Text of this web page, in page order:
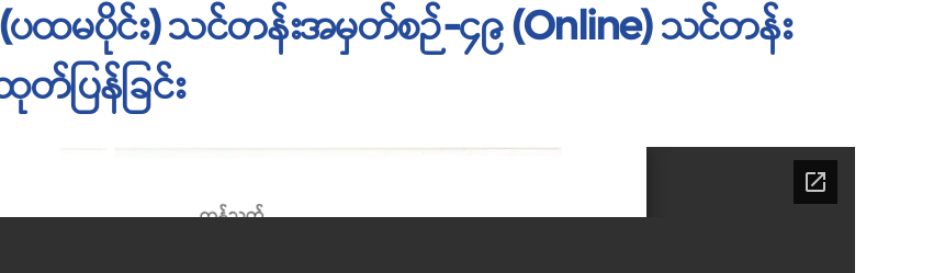
မပိုင်း) သင်တန်းအမှတ်စဉ်-၄၉ (Online) သင်တန်း
ပြန်ခြင်း